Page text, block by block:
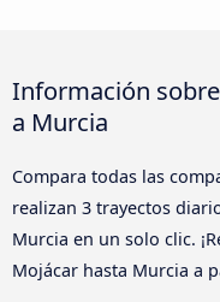
Información
a Murcia
Compara todas las
realizan 3 trayectos
Murcia en un solo clic.
Mojácar hasta Murcia a